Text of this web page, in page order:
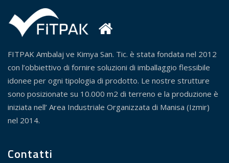
FITPAK Ambalaj ve Kimya San. Tic. è stata fondata nel 2012
con l’obbiettivo di fornire soluzioni di imballaggio flessibile
idonee per ogni tipologia di prodotto. Le nostre strutture
sono posizionate su 10.000 m2 di terreno e la produzione è
iniziata nell’ Area Industriale Organizzata di Manisa (Izmir)
nel 2014.
Contatti